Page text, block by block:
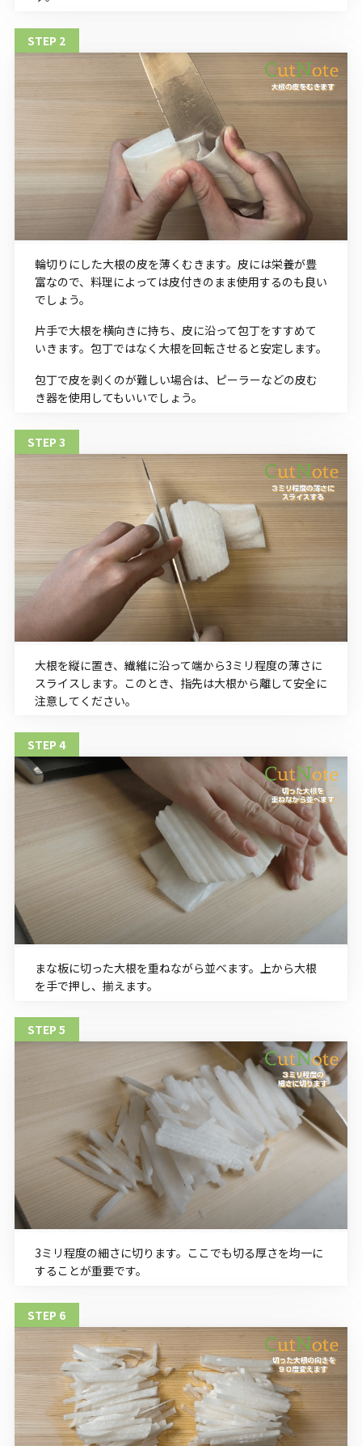
輪切りにした大根の皮を薄くむきます。皮には栄養が豊
富なので、料理によっては皮付きのまま使用するのも良い
でしょう。
片手で大根を横向きに持ち、皮に沿って包丁をすすめて
いきます。包丁ではなく大根を回転させると安定します。
包丁で皮を剥くのが難しい場合は、ピーラーなどの皮む
き器を使用してもいいでしょう。
大根を縦に置き、繊維に沿って端から3ミリ程度の薄さに
スライスします。このとき、指先は大根から離して安全に
注意してください。
まな板に切った大根を重ねながら並べます。上から大根
を手で押し、揃えます。
3ミリ程度の細さに切ります。ここでも切る厚さを均一に
することが重要です。